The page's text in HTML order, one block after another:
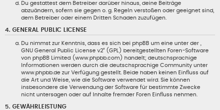
Du gestattest dem Betreiber darüber hinaus, deine Beiträge
abzuändern, sofern sie gegen o. g. Regeln verstoßen oder geeignet sind,
dem Betreiber oder einem Dritten Schaden zuzufügen.
4. GENERAL PUBLIC LICENSE
Du nimmst zur Kenntnis, dass es sich bei phpBB um eine unter der „
GNU General Public License v2“ (GPL) bereitgestellten Foren-Software
von phpBB Limited (www.phpbb.com) handelt; deutschsprachige
Informationen werden durch die deutschsprachige Community unter
www.phpbb.de zur Verfügung gestellt. Beide haben keinen Einfluss auf
die Art und Weise, wie die Software verwendet wird. Sie können
insbesondere die Verwendung der Software für bestimmte Zwecke
nicht untersagen oder auf Inhalte fremder Foren Einfluss nehmen.
5. GEWÄHRLEISTUNG